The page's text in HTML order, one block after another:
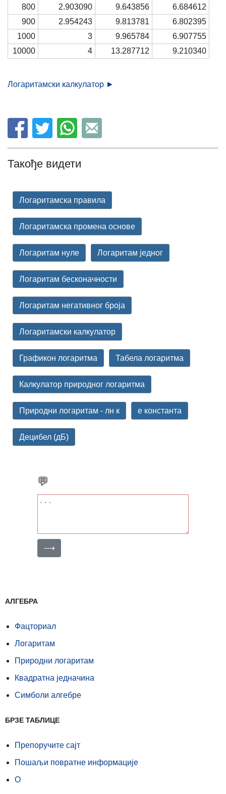
800
2.903090 9.643856
6.684612
900
2.954243 9.813781
6.802395
1000
3 9.965784
6.907755
10000
4 13.287712 9.210340
Логаритамски калкулатор ►
Такође видети
Логаритамска правила
Логаритамска промена основе
Логаритам нуле Логаритам једног
Логаритам бесконачности
Логаритам негативног броја
Логаритамски калкулатор
Графикон логаритма Табела логаритма
Калкулатор природног логаритма
Природни логаритам - лн к е константа
Децибел (дБ)
💬
⟶
АЛГЕБРА
Фацториал
Логаритам
Природни логаритам
Квадратна једначина
Симболи алгебре
БРЗЕ ТАБЛИЦЕ
Препоручите сајт
Пошаљи повратне информације
О